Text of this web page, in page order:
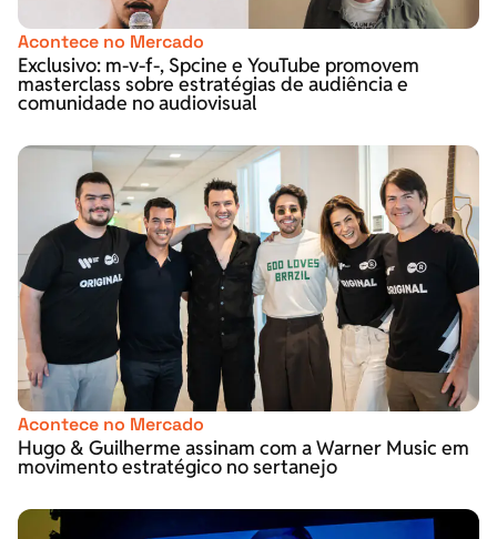
Acontece no Mercado
Exclusivo: m-v-f-, Spcine e YouTube promovem
masterclass sobre estratégias de audiência e
comunidade no audiovisual
Acontece no Mercado
Hugo & Guilherme assinam com a Warner Music em
movimento estratégico no sertanejo